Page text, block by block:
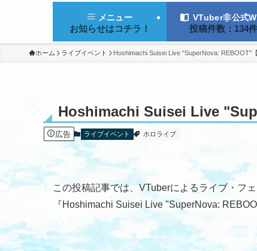
メニュー
お知らせはコチラ！
VTuber非公式
投稿件数：134件
ホーム ライブイベント Hoshimachi Suisei Live "SuperNova: REBOOT"
Hoshimachi Suisei Live
広告 ライブイベント ホロライブ
この投稿記事では、VTuberによるライブ・フ
『Hoshimachi Suisei Live "SuperNova: